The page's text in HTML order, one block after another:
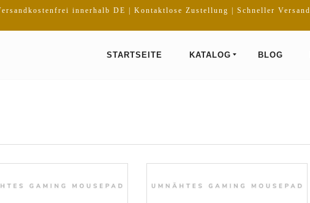
innerhalb DE | Kontaktlose Zustellung | Schneller Versand
STARTSEITE
KATALOG BLOG